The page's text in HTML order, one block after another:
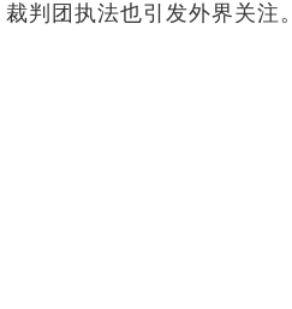
裁判团执法也引发外界关注。